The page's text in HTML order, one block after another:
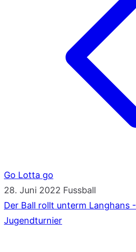
Go Lotta go
28. Juni 2022 Fussball
Der Ball rollt unterm Langhans
Jugendturnier